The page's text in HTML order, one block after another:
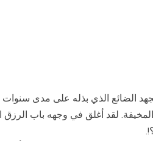
الضائع الذي بذله على مدى
لقد أغلق في وجهه باب الرزق